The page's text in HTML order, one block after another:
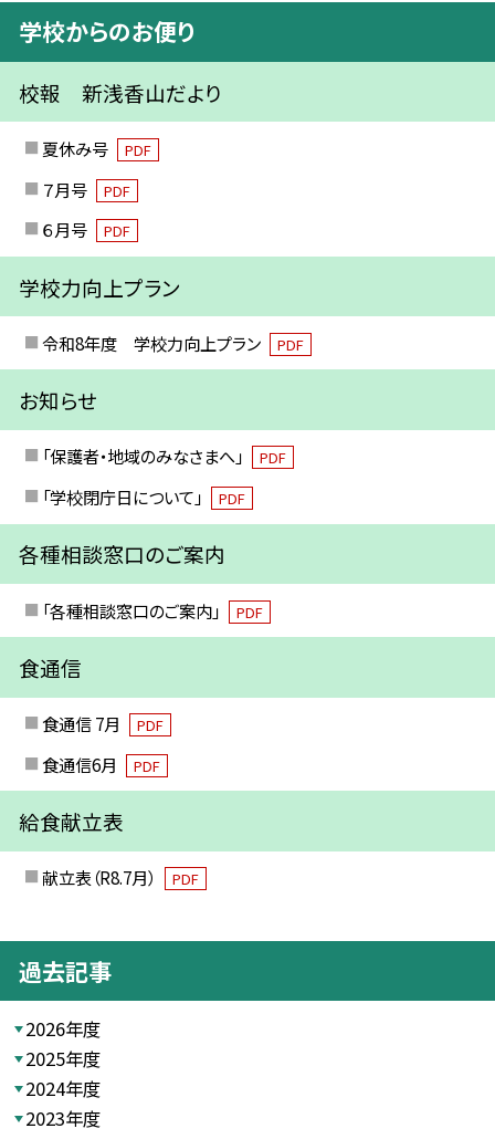
学校からのお便り
校報 新浅香山だより
夏休み号 PDF
７月号 PDF
６月号 PDF
学校力向上プラン
令和8年度 学校力向上プラン PDF
お知らせ
「保護者・地域のみなさまへ」 PDF
「学校閉庁日について」 PDF
各種相談窓口のご案内
「各種相談窓口のご案内」 PDF
食通信
食通信 7月 PDF
食通信6月 PDF
給食献立表
献立表（R8.7月） PDF
過去記事
2026年度
2025年度
2024年度
2023年度